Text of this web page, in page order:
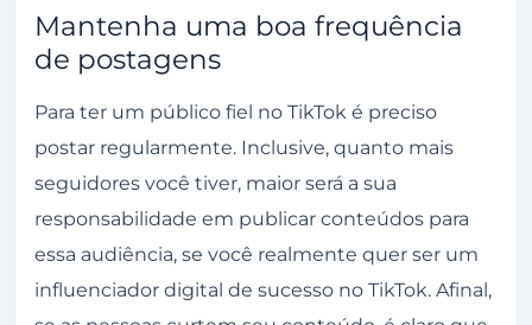
Mantenha uma boa frequência
de postagens
Para ter um público fiel no TikTok é preciso
postar regularmente. Inclusive, quanto mais
seguidores você tiver, maior será a sua
responsabilidade em publicar conteúdos para
essa audiência, se você realmente quer ser um
influenciador digital de sucesso no TikTok. Afinal,